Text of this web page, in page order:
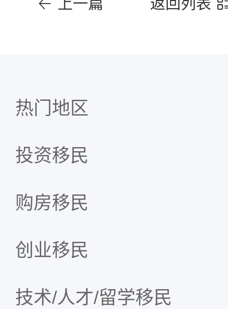
上一篇 返回列表
热门地区
投资移民
购房移民
创业移民
技术/人才/留学移民